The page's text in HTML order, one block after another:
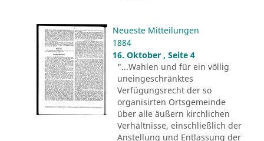
Neueste Mitteilungen
1884
16. Oktober , Seite 4
"...Wahlen und für ein völlig
uneingeschränktes
Verfügungsrecht der so
organisirten Ortsgemeinde
über alle äußern kirchlichen
Verhältnisse, einschließlich der
Anstellung und Entlassung der